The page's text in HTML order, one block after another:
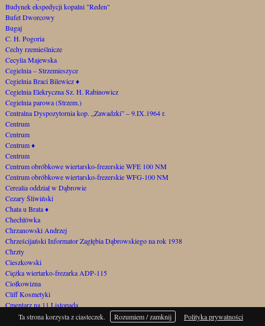
Budynek ekspedycji kopalni "Reden"
Bufet Dworcowy
Bugaj
C. H. Pogoria
Cechy rzemieślnicze
Cecylia Majewska
Cegielnia – Strzemieszyce
Cegielnia Braci Bilewicz♦
Cegielnia Elekryczna Sz. H. Rabinowicz
Cegielnia parowa (Strzem.)
Centralna Dyspozytornia kop. „Zawadzki” – 9.IX.1964 r.
Centrum
Centrum
Centrum♦
Centrum
Centrum obróbkowe wiertarsko-frezerskie WFE 100 NM
Centrum obróbkowe wiertarsko-frezerskie WFG-100 NM
Cerealia oddział w Dąbrowie
Cezary Śliwiński
Chata u Brata♦
Chechłówka
Chrzanowski Andrzej
Chrześcijański Informator Zagłębia Dąbrowskiego na rok 1938
Chrzty
Cieszkowski
Ciężka wiertarko-frezarka ADP-115
Ciołkowizna
Cliff Kosmetyki
Cmentarz na 11 Listopada
Cmentarz na Górce Gołonoskiej
Ta strona korzysta z ciasteczek. Rozumiem / zamknij Polityka prywatności